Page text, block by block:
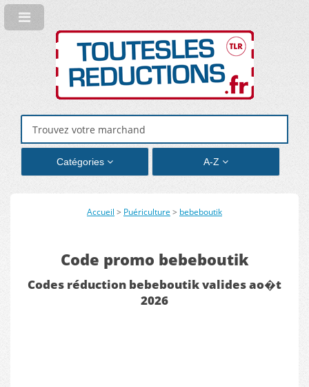
Catégories A-Z
Accueil > Puériculture > bebeboutik
Code promo bebeboutik
Codes réduction bebeboutik valides ao�t
2026